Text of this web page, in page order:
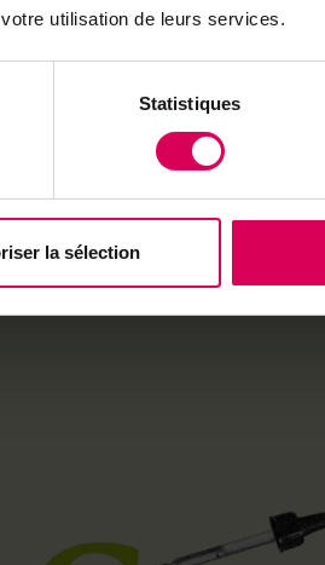
utilisation de leurs services.
Statistiques
la sélection